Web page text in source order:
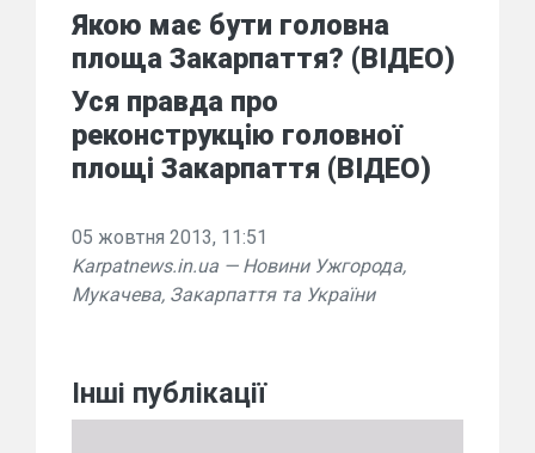
Якою має бути головна
площа Закарпаття? (ВІДЕО)
Уся правда про
реконструкцію головної
площі Закарпаття (ВІДЕО)
05 жовтня 2013, 11:51
Karpatnews.in.ua — Новини Ужгорода,
Мукачева, Закарпаття та України
Інші публікації